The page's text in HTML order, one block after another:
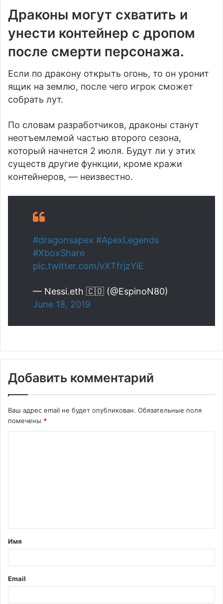
Драконы могут схватить и
унести контейнер с дропом
после смерти персонажа.
Если по дракону открыть огонь, то он уронит
ящик на землю, после чего игрок сможет
собрать лут.
По словам разработчиков, драконы станут
неотъемлемой частью второго сезона,
который начнется 2 июля. Будут ли у этих
существ другие функции, кроме кражи
контейнеров, — неизвестно.
#dragonsapex #ApexLegends
#XboxShare
pic.twitter.com/vXTfrjzYiE
— Nessi.eth 🇨🇴 (@EspinoN80)
June 18, 2019
Добавить комментарий
Ваш адрес email не будет опубликован. Обязательные поля
помечены *
т
а
й
Имя
Email